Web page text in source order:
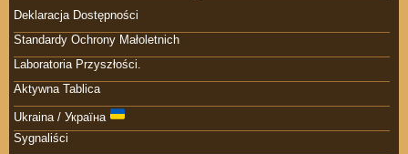
Deklaracja Dostępności
Standardy Ochrony Małoletnich
Laboratoria Przyszłości.
Aktywna Tablica
Ukraina / Україна
Sygnaliści